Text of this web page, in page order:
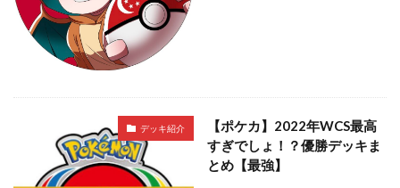
デッキ紹介
【ポケカ】2022年WCS最高
すぎでしょ！？優勝デッキま
とめ【最強】